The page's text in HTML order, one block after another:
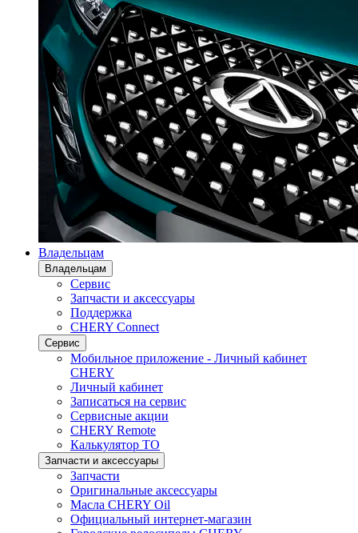
Владельцам
Владельцам
Сервис
Запчасти и аксессуары
Поддержка
CHERY Connect
Сервис
Мобильное приложение - Личный кабинет
CHERY
Личный кабинет
Записаться на сервис
Сервисные акции
CHERY Remote
Калькулятор ТО
Запчасти и аксессуары
Запчасти
Оригинальные аксессуары
Масла CHERY Oil
Официальный интернет-магазин